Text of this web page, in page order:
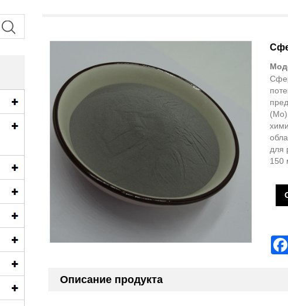
для
150
Описание продукта